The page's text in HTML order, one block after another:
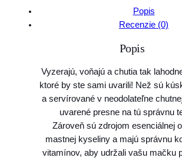
e
s
t
l
é
F
E
Popis
Recenzie (0)
Popis
Vyzerajú, voňajú a chutia tak
ktoré by ste sami uvarili! Než sú
a servírované v neodolateľne
uvarené presne na tú správnu
Zároveň sú zdrojom esenciálnej
mastnej kyseliny a majú správnu
vitamínov, aby udržali vašu mačku